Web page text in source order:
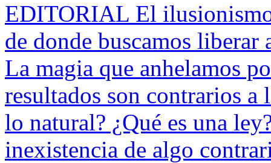
EDITORIAL El
de donde buscamos
La magia que anhelamos
resultados son contrarios a
lo natural? ¿Qué es una
inexistencia de algo